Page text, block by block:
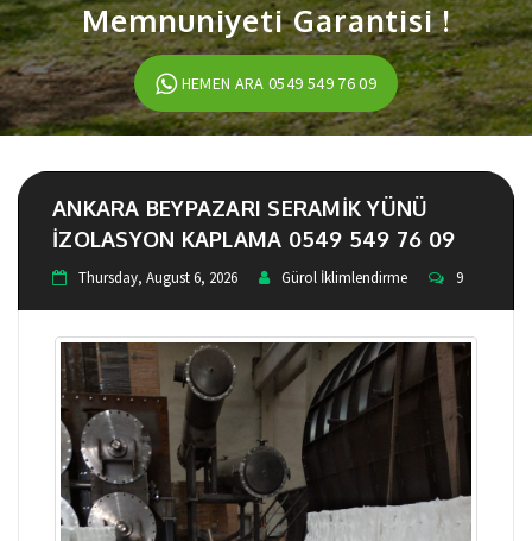
Memnuniyeti Garantisi !
HEMEN ARA 0549 549 76 09
ANKARA BEYPAZARI SERAMIK YÜNÜ
IZOLASYON KAPLAMA 0549 549 76 09
Thursday, August 6, 2026 Gürol İklimlendirme 9